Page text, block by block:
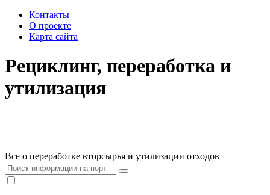
Контакты
О проекте
Карта сайта
Рециклинг, переработка и
утилизация
Все о переработке вторсырья и утилизации отходов